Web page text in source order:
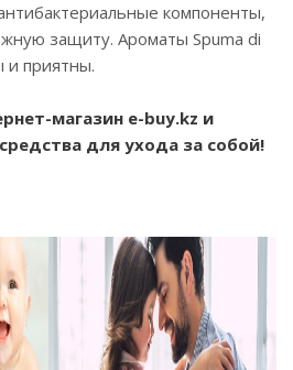
компоненты,
защиту. Ароматы Spuma di
и приятны.
магазин e-buy.kz и
для ухода за собой!